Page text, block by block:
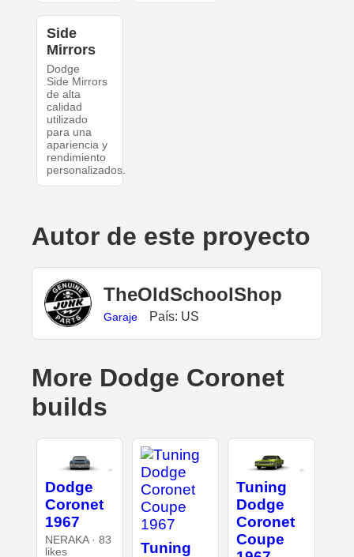
Side
Mirrors
Dodge
Side Mirrors
de alta
calidad
utilizado
para una
apariencia y
rendimiento
personalizados.
Autor de este proyecto
TheOldSchoolShop
Garaje País: US
More Dodge Coronet
builds
Dodge
Coronet
1967
NERAKA · 83
likes
Tuning
Tuning
Dodge
Coronet
Coupe